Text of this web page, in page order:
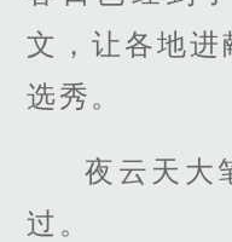
文，让各地进
选秀。
夜云天大
过。